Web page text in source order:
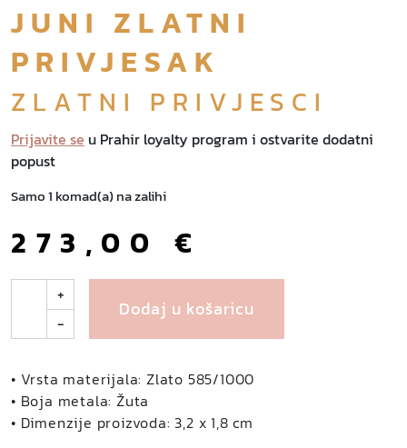
JUNI ZLATNI
PRIVJESAK
ZLATNI PRIVJESCI
Prijavite se u Prahir loyalty program i ostvarite dodatni
popust
Samo 1 komad(a) na zalihi
273,00 €
n
z
l
a
+
-
Dodaj u košaricu
• Vrsta materijala: Zlato 585/1000
• Boja metala: Žuta
• Dimenzije proizvoda: 3,2 x 1,8 cm